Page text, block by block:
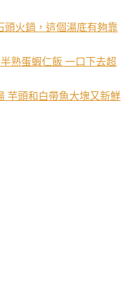
頭火鍋，這個湯底有夠靠
熟蛋蝦仁飯 一口下去超
芋頭和白帶魚大塊又新鮮